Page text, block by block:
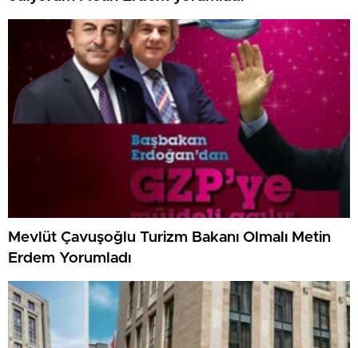
Mevlüt Çavuşoğlu Turizm Bakanı Olmalı Metin
Erdem Yorumladı